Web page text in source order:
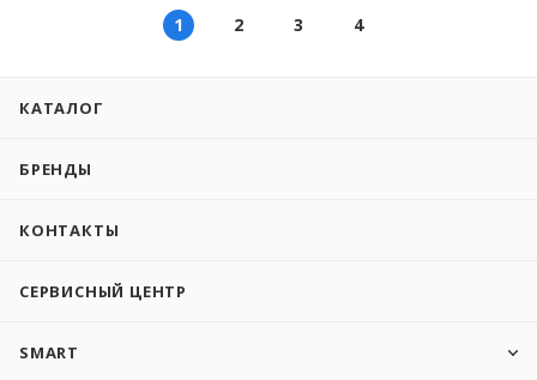
1 2 3 4
КАТАЛОГ
БРЕНДЫ
КОНТАКТЫ
СЕРВИСНЫЙ ЦЕНТР
SMART